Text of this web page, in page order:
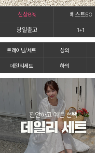
신상8% 베스트50
당일출고 1+1
트레이닝/세트 상의
데일리세트 하의